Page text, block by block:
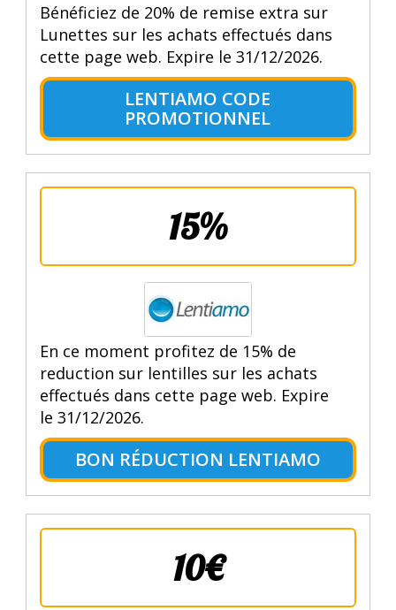
Bénéficiez de 20% de remise extra sur
Lunettes sur les achats effectués dans
cette page web. Expire le 31/12/2026.
LENTIAMO CODE
PROMOTIONNEL
15%
En ce moment profitez de 15% de
reduction sur lentilles sur les achats
effectués dans cette page web. Expire
le 31/12/2026.
BON RÉDUCTION LENTIAMO
10€